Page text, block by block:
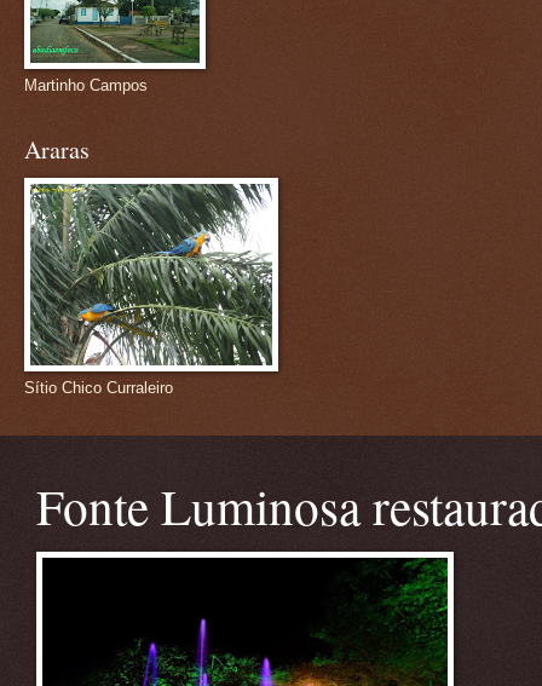
Martinho Campos
Araras
Sítio Chico Curraleiro
Fonte Luminosa